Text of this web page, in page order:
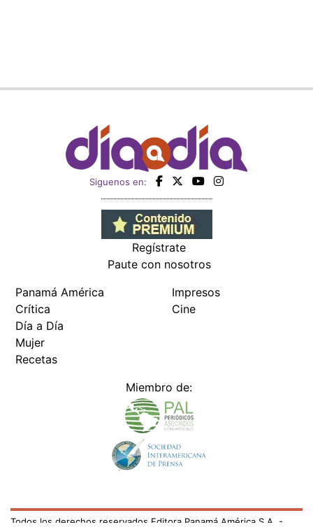
Siguenos en:
Regístrate
Paute con nosotros
Panamá América
Crítica
Día a Día
Mujer
Recetas
Impresos
Cine
Miembro de:
Todos los derechos reservados Editora Panamá América S.A. -